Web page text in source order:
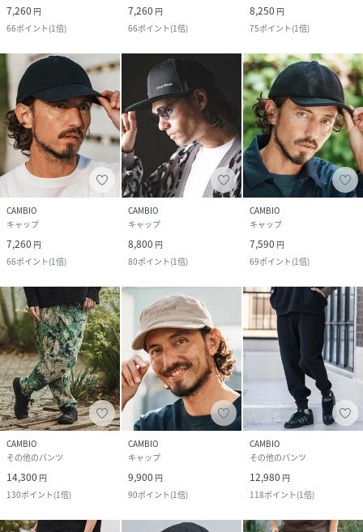
7,260 円
66ポイント(1倍)
7,260 円
66ポイント(1倍)
8,250 円
75ポイント(1倍)
CAMBIO
キャップ
7,260 円
66ポイント(1倍)
CAMBIO
キャップ
8,800 円
80ポイント(1倍)
CAMBIO
キャップ
7,590 円
69ポイント(1倍)
CAMBIO
その他のパンツ
14,300 円
130ポイント(1倍)
CAMBIO
キャップ
9,900 円
90ポイント(1倍)
CAMBIO
その他のパンツ
12,980 円
118ポイント(1倍)